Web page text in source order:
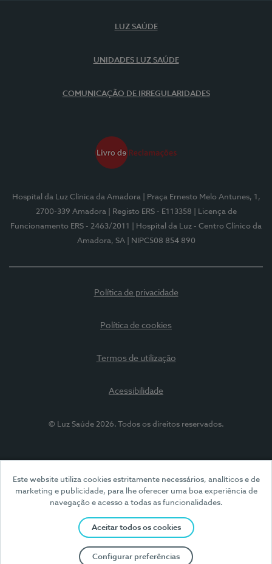
Este website utiliza cookies estritamente necessários, analíticos e de
marketing e publicidade, para lhe oferecer uma boa experiência de
navegação e acesso a todas as funcionalidades.
Aceitar todos os cookies
Configurar preferências
LUZ SAÚDE
UNIDADES LUZ SAÚDE
COMUNICAÇÃO DE IRREGULARIDADES
Hospital da Luz Clínica da Amadora
| Praça Ernesto Melo Antunes, 1,
2700-339 Amadora
| Registo ERS - E113358
| Licença de
Funcionamento ERS - 2463/2011
| Hospital da Luz - Centro Clínico da
Amadora, SA
| NIPC508 854 890
Política de privacidade
Política de cookies
Termos de utilização
Acessibilidade
© Luz Saúde 2026. Todos os direitos reservados.